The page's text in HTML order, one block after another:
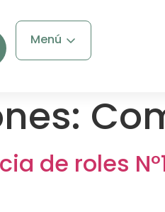
Menú
de roles